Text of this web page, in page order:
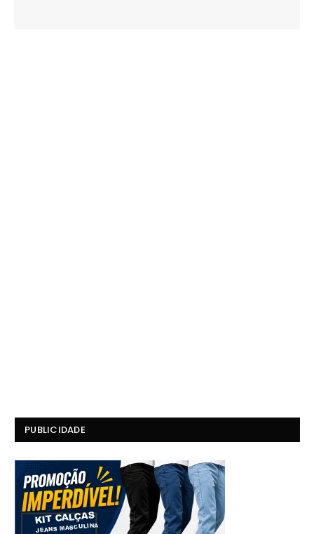
PUBLICIDADE